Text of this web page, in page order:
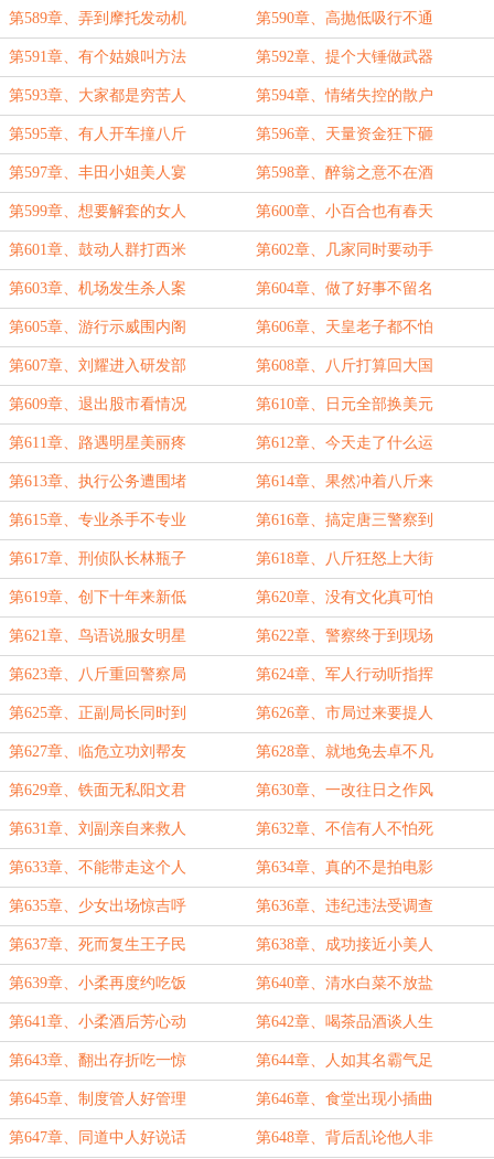
第589章、弄到摩托发动机 第590章、高抛低吸行不通
第591章、有个姑娘叫方法 第592章、提个大锤做武器
第593章、大家都是穷苦人 第594章、情绪失控的散户
第595章、有人开车撞八斤 第596章、天量资金狂下砸
第597章、丰田小姐美人宴 第598章、醉翁之意不在酒
第599章、想要解套的女人 第600章、小百合也有春天
第601章、鼓动人群打西米 第602章、几家同时要动手
第603章、机场发生杀人案 第604章、做了好事不留名
第605章、游行示威围内阁 第606章、天皇老子都不怕
第607章、刘耀进入研发部 第608章、八斤打算回大国
第609章、退出股市看情况 第610章、日元全部换美元
第611章、路遇明星美丽疼 第612章、今天走了什么运
第613章、执行公务遭围堵 第614章、果然冲着八斤来
第615章、专业杀手不专业 第616章、搞定唐三警察到
第617章、刑侦队长林瓶子 第618章、八斤狂怒上大街
第619章、创下十年来新低 第620章、没有文化真可怕
第621章、鸟语说服女明星 第622章、警察终于到现场
第623章、八斤重回警察局 第624章、军人行动听指挥
第625章、正副局长同时到 第626章、市局过来要提人
第627章、临危立功刘帮友 第628章、就地免去卓不凡
第629章、铁面无私阳文君 第630章、一改往日之作风
第631章、刘副亲自来救人 第632章、不信有人不怕死
第633章、不能带走这个人 第634章、真的不是拍电影
第635章、少女出场惊吉呼 第636章、违纪违法受调查
第637章、死而复生王子民 第638章、成功接近小美人
第639章、小柔再度约吃饭 第640章、清水白菜不放盐
第641章、小柔酒后芳心动 第642章、喝茶品酒谈人生
第643章、翻出存折吃一惊 第644章、人如其名霸气足
第645章、制度管人好管理 第646章、食堂出现小插曲
第647章、同道中人好说话 第648章、背后乱论他人非